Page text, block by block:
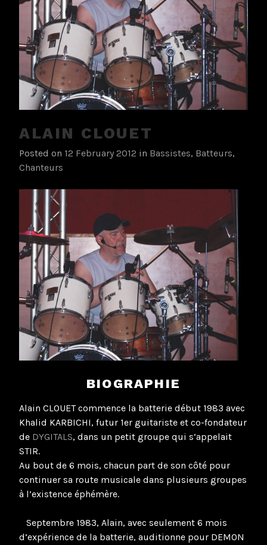
ALAIN CLOUET
Posted on 12 February 2012 in Bassistes, Batteurs,
Chanteurs
BIOGRAPHIE
Alain CLOUET commence la batterie début 1983 avec
Khalid KARBICHI, futur 1er guitariste et co-fondateur
de DYGITALS, dans un petit groupe qui s’appelait
STIR.
Au bout de 6 mois, chacun part de son côté pour
continuer sa route musicale dans plusieurs groupes
à l’existence éphémère.
Septembre 1983, Alain, avec seulement 6 mois
d’expérience de la batterie, auditionne pour DEMON